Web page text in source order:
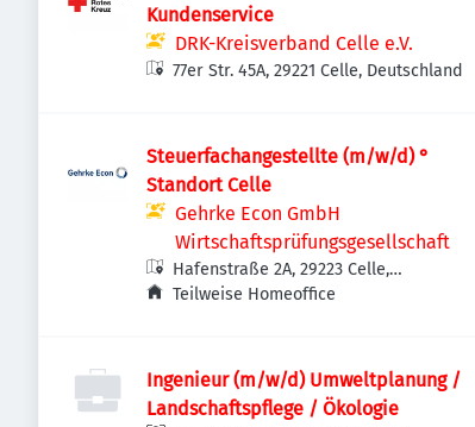
Kundenservice
DRK-Kreisverband Celle e.V.
77er Str. 45A, 29221 Celle, Deutschland
Steuerfachangestellte (m/w/d) °
Standort Celle
Gehrke Econ GmbH
Wirtschaftsprüfungsgesellschaft
Hafenstraße 2A, 29223 Celle,
Deutschland
Teilweise Homeoffice
Ingenieur (m/w/d) Umweltplanung /
Landschaftspflege / Ökologie